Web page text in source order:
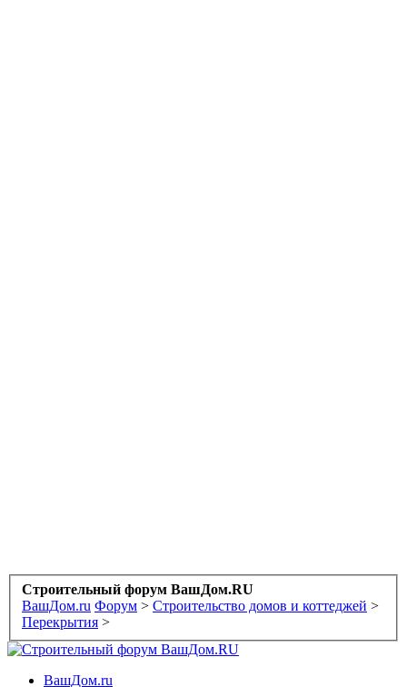
Строительный форум ВашДом.RU
ВашДом.ru Форум > Строительство домов и коттеджей >
Перекрытия >
ВашДом.ru